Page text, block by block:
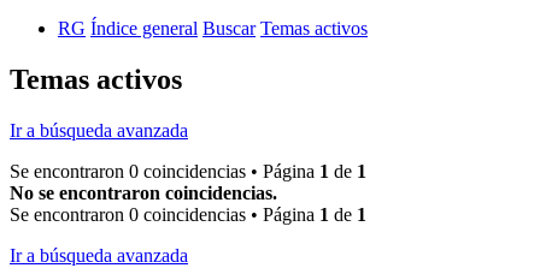
RG Índice general Buscar Temas activos
Temas activos
Ir a búsqueda avanzada
Se encontraron 0 coincidencias • Página 1 de 1
No se encontraron coincidencias.
Se encontraron 0 coincidencias • Página 1 de 1
Ir a búsqueda avanzada